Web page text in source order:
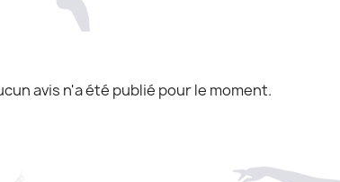
avis n'a été publié pour le moment.